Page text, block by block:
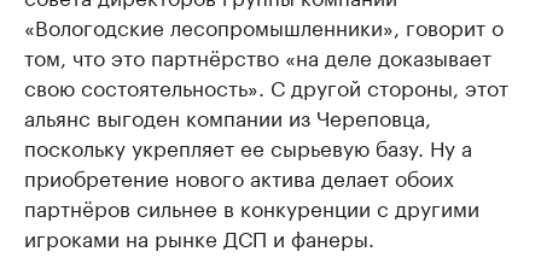
«Вологодские лесопромышленники», говорит о
том, что это партнёрство «на деле доказывает
свою состоятельность». С другой стороны, этот
альянс выгоден компании из Череповца,
поскольку укрепляет ее сырьевую базу. Ну а
приобретение нового актива делает обоих
партнёров сильнее в конкуренции с другими
игроками на рынке ДСП и фанеры.